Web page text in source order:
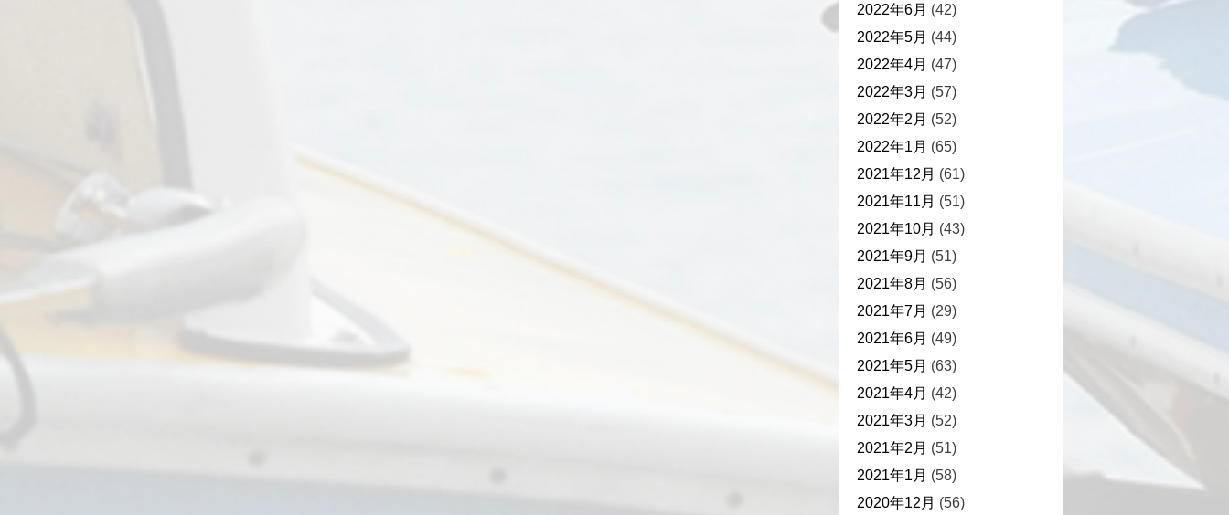
2022年6月 (42)
2022年5月 (44)
2022年4月 (47)
2022年3月 (57)
2022年2月 (52)
2022年1月 (65)
2021年12月 (61)
2021年11月 (51)
2021年10月 (43)
2021年9月 (51)
2021年8月 (56)
2021年7月 (29)
2021年6月 (49)
2021年5月 (63)
2021年4月 (42)
2021年3月 (52)
2021年2月 (51)
2021年1月 (58)
2020年12月 (56)